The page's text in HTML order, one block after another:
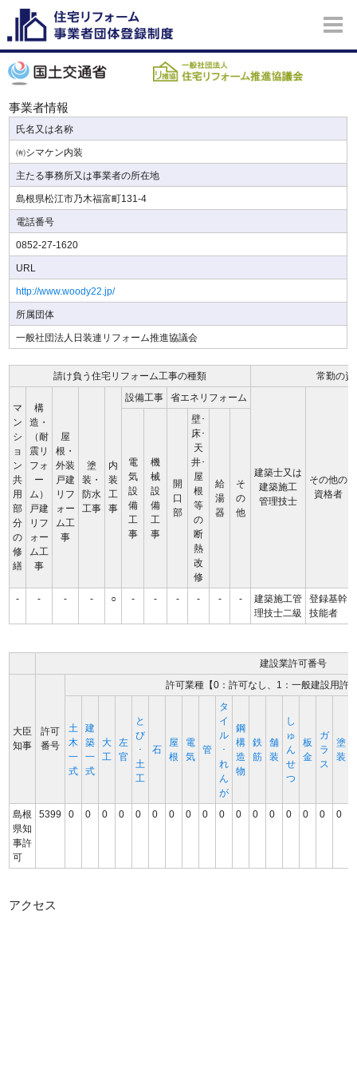
事業者情報
氏名又は名称
㈲シマケン内装
主たる事務所又は事業者の所在地
島根県松江市乃木福富町131-4
電話番号
0852-27-1620
URL
http://www.woody22.jp/
所属団体
一般社団法人日装連リフォーム推進協議会
請け負う住宅リフォーム工事の種類 常勤の資
マ
ン
シ
ョ
ン
共
用
部
分
の
修
繕
構
造・
（耐
震リ
フォ
ー
ム）
戸建
リフ
ォー
ム工
事
屋
根・
外装
戸建
リフ
ォー
ム工
事
塗
装・
防水
工事
内
装
工
事
設備工事 省エネリフォーム
建築士又は
建築施工
管理技士
その他の
資格者
電
気
設
備
工
事
機
械
設
備
工
事
開
口
部
壁･
床･
天
井･
屋
根
等
の
断
熱
改
修
給
湯
器
そ
の
他
- - - - ○ - - - - - -
建築施工管
理技士二級
登録基幹
技能者
建設業許可番号
大臣
知事
許可
番号
許可業種【0：許可なし、1：一般建設用許
土
木
一
式
建
築
一
式
大
工
左
官
と
び
･
土
工
石
屋
根
電
気
管
タ
イ
ル
･
れ
ん
が
鋼
構
造
物
鉄
筋
舗
装
し
ゅ
ん
せ
つ
板
金
ガ
ラ
ス
塗
装
島根
県知
事許
可
5399 0 0 0 0 0 0 0 0 0 0 0 0 0 0 0 0 0
アクセス